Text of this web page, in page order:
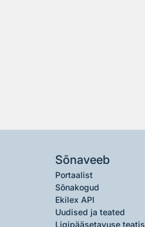
Sõnaveeb
Portaalist
Sõnakogud
Ekilex API
Uudised ja teated
Ligipääsetavuse teatis